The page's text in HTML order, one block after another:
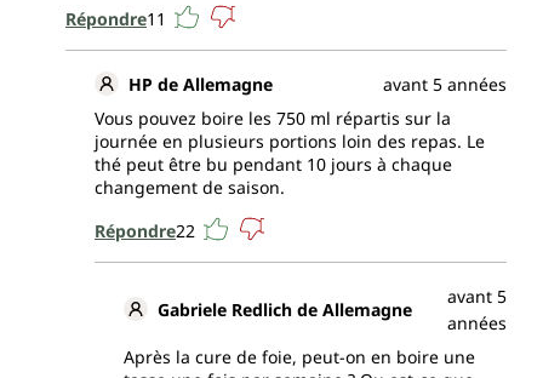
Répondre11
HP de Allemagne
avant 5 années
Vous pouvez boire les 750 ml répartis sur la
journée en plusieurs portions loin des repas. Le
thé peut être bu pendant 10 jours à chaque
changement de saison.
Répondre22
Gabriele Redlich de Allemagne
avant 5
années
Après la cure de foie, peut-on en boire une